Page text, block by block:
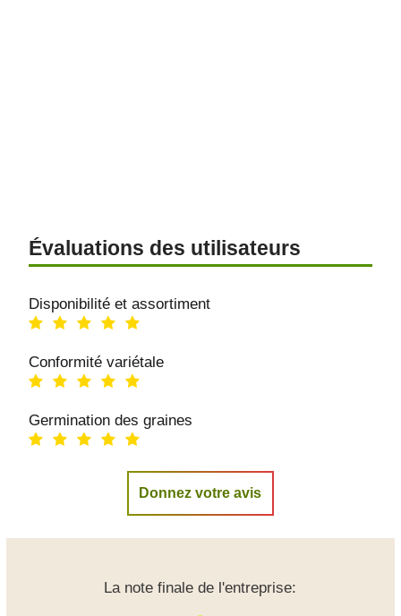
Évaluations des utilisateurs
Disponibilité et assortiment
Conformité variétale
Germination des graines
Donnez votre avis
La note finale de l'entreprise: